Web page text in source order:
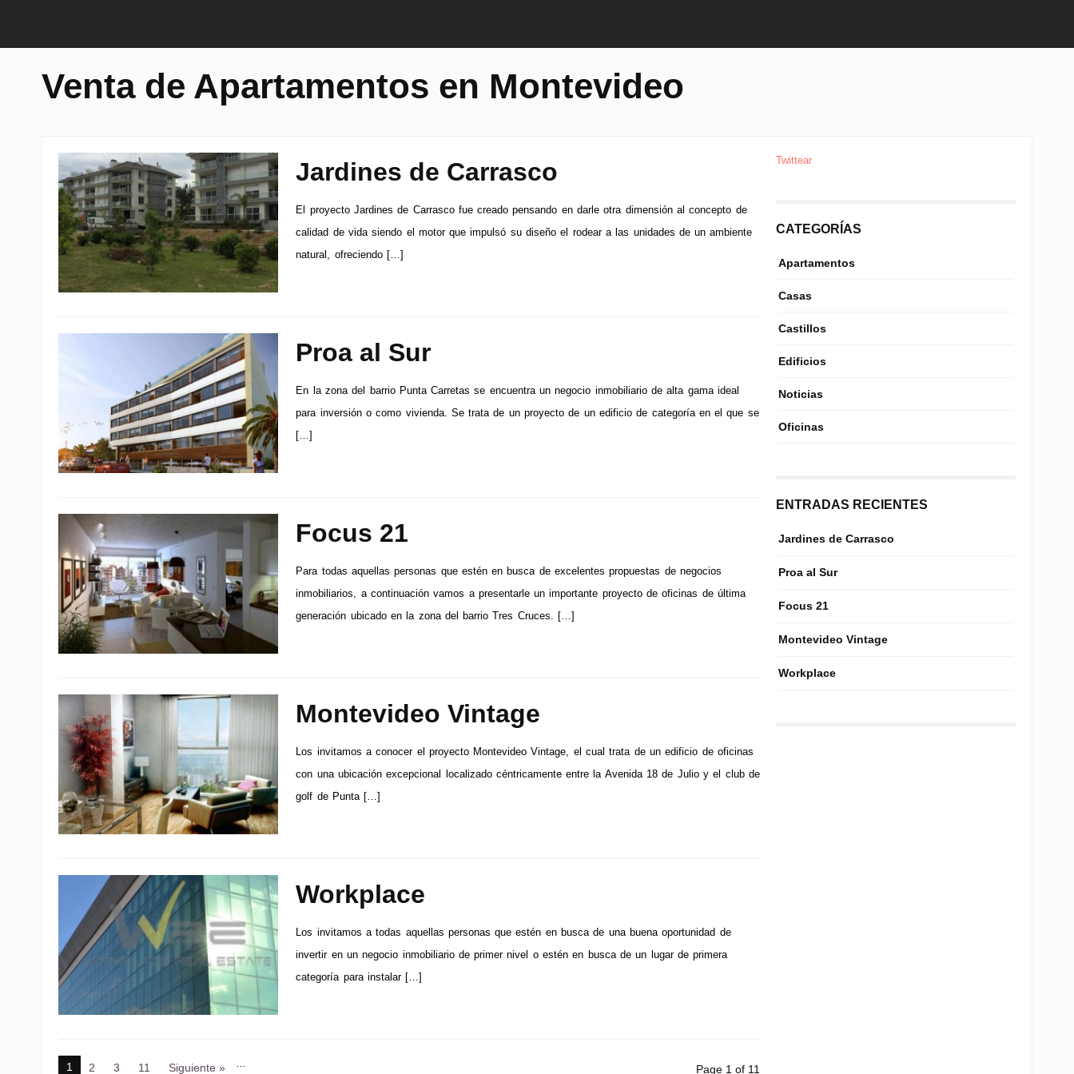
Venta de Apartamentos en Montevideo
Jardines de Carrasco
El proyecto Jardines de Carrasco fue creado pensando en darle otra dimensión al concepto de
calidad de vida siendo el motor que impulsó su diseño el rodear a las unidades de un ambiente
natural, ofreciendo […]
Proa al Sur
En la zona del barrio Punta Carretas se encuentra un negocio inmobiliario de alta gama ideal
para inversión o como vivienda. Se trata de un proyecto de un edificio de categoría en el que se
[…]
Focus 21
Para todas aquellas personas que estén en busca de excelentes propuestas de negocios
inmobiliarios, a continuación vamos a presentarle un importante proyecto de oficinas de última
generación ubicado en la zona del barrio Tres Cruces. […]
Montevideo Vintage
Los invitamos a conocer el proyecto Montevideo Vintage, el cual trata de un edificio de oficinas
con una ubicación excepcional localizado céntricamente entre la Avenida 18 de Julio y el club de
golf de Punta […]
Workplace
Los invitamos a todas aquellas personas que estén en busca de una buena oportunidad de
invertir en un negocio inmobiliario de primer nivel o estén en busca de un lugar de primera
categoría para instalar […]
1 2 3 …
11 Siguiente » Page 1 of 11
Twittear
CATEGORÍAS
Apartamentos
Casas
Castillos
Edificios
Noticias
Oficinas
ENTRADAS RECIENTES
Jardines de Carrasco
Proa al Sur
Focus 21
Montevideo Vintage
Workplace